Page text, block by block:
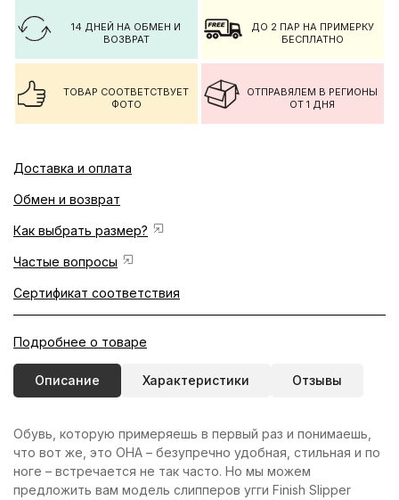
14 ДНЕЙ НА ОБМЕН И
ВОЗВРАТ
ДО 2 ПАР НА ПРИМЕРКУ
БЕСПЛАТНО
ТОВАР СООТВЕТСТВУЕТ
ФОТО
ОТПРАВЯЛЕМ В РЕГИОНЫ
ОТ 1 ДНЯ
Доставка и оплата
Обмен и возврат
Как выбрать размер?
Частые вопросы
Сертификат соответствия
Подробнее о товаре
Описание Характеристики Отзывы
Обувь, которую примеряешь в первый раз и понимаешь,
что вот же, это ОНА – безупречно удобная, стильная и по
ноге – встречается не так часто. Но мы можем
предложить вам модель слипперов угги Finish Slipper